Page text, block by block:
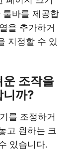
툴바를 제공합
을 추가하거
지정할 수 있
조작을
니까?
를 조정하거
고 원하는 크
있습니다.